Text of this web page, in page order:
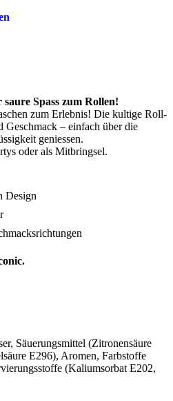
Spass zum Rollen!
zum Erlebnis! Die kultige Roll-
Geschmack – einfach über die
geniessen.
oder als Mitbringsel.
Design
Säuerungsmittel (Zitronensäure
E296), Aromen, Farbstoffe
(Kaliumsorbat E202,